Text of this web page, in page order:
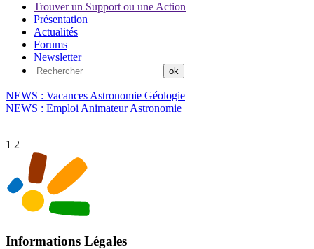
Trouver un Support ou une Action
Présentation
Actualités
Forums
Newsletter
NEWS : Vacances Astronomie Géologie
NEWS : Emploi Animateur Astronomie
1 2
Informations Légales